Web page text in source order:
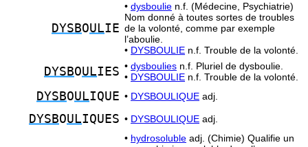
DYSBOULIE
• dysboulie n.f. (Médecine, Psychiatrie)
Nom donné à toutes sortes de troubles
de la volonté, comme par exemple
l’aboulie.
• DYSBOULIE n.f. Trouble de la volonté.
DYSBOULIES • dysboulies n.f. Pluriel de dysboulie.
• DYSBOULIE n.f. Trouble de la volonté.
DYSBOULIQUE • DYSBOULIQUE adj.
DYSBOULIQUES • DYSBOULIQUE adj.
• hydrosoluble adj. (Chimie) Qualifie un